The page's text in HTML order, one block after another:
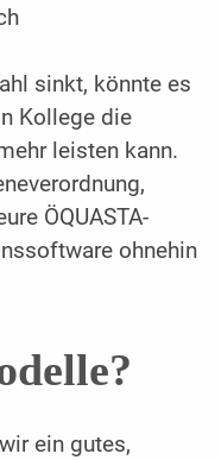
sinkt, könnte es
Kollege die
leisten kann.
ÖQUASTA-
ohnehin
ein gutes,